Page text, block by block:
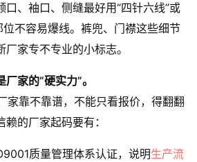
口、袖口、侧缝最好用“四针六线”或
位不容易爆线。裤兜、门襟这些细节
家专不专业的小标志。
家的“硬实力”。
家靠不靠谱，不能只看报价，得翻翻
的厂家起码要有：
质量管理体系认证，说明生产流